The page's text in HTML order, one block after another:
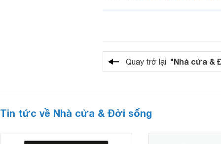
Quay trở lại "Nhà cửa &
Tin tức về Nhà cửa & Đời sống